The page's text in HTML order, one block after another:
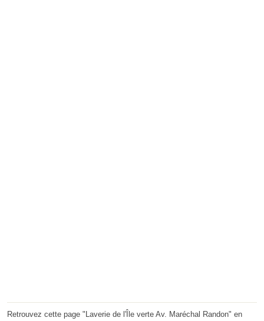
Retrouvez cette page "Laverie de l'Île verte Av. Maréchal Randon" en